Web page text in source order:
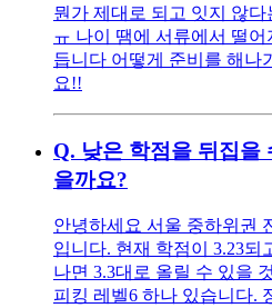
뭔가 제대로 되고 잇지 않
ㅠ 나이 땜에 서류에서 떨
듭니다 어떻게 준비를 해나
요!!
Q. 낮은 학점을 뒤집을
을까요?
안녕하세요 서울 중하위권
입니다. 현재 학점이 3.23되
나면 3.3대로 올릴 수 있을
피킹 레벨6 하나 있습니다.